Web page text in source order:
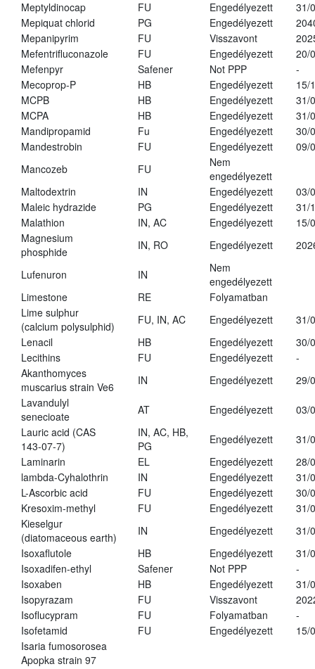
Meptyldinocap FU Engedélyezett
31/
Mepiquat chlorid
PG Engedélyezett
Mepanipyrim
FU Visszavont
Mefentrifluconazole
FU Engedélyezett
20/
Mefenpyr
Safener Not PPP
-
Mecoprop-P
HB Engedélyezett
15/
MCPB
HB Engedélyezett
31/
MCPA
HB Engedélyezett
31/
Mandipropamid
Fu Engedélyezett
30/
Mandestrobin
FU Engedélyezett
09/
Mancozeb
FU
Nem
engedélyezett
Maltodextrin
IN Engedélyezett
03/
Maleic hydrazide
PG Engedélyezett
31/
Malathion
IN, AC Engedélyezett
15/
Magnesium
phosphide
IN, RO Engedélyezett
Lufenuron IN
Nem
engedélyezett
Limestone
RE
Folyamatban
Lime sulphur
(calcium polysulphid)
FU, IN, AC Engedélyezett
31/
Lenacil
HB Engedélyezett
30/
Lecithins
FU Engedélyezett
-
Akanthomyces
muscarius strain Ve6
IN Engedélyezett
29/
Lavandulyl
senecioate
AT Engedélyezett
03/
Lauric acid (CAS
143-07-7)
IN, AC, HB,
PG
Engedélyezett
31/
Laminarin
EL Engedélyezett
28/
lambda-Cyhalothrin
IN Engedélyezett
31/
L-Ascorbic acid
FU Engedélyezett
30/
Kresoxim-methyl
FU Engedélyezett
31/
Kieselgur
(diatomaceous earth)
IN Engedélyezett
31/
Isoxaflutole
HB Engedélyezett
31/
Isoxadifen-ethyl
Safener Not PPP
-
Isoxaben
HB Engedélyezett
31/
Isopyrazam
FU Visszavont
Isoflucypram
FU Folyamatban
-
Isofetamid
FU Engedélyezett
15/
Isaria fumosorosea
Apopka strain 97